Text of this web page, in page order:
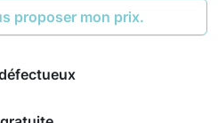
proposer mon prix.